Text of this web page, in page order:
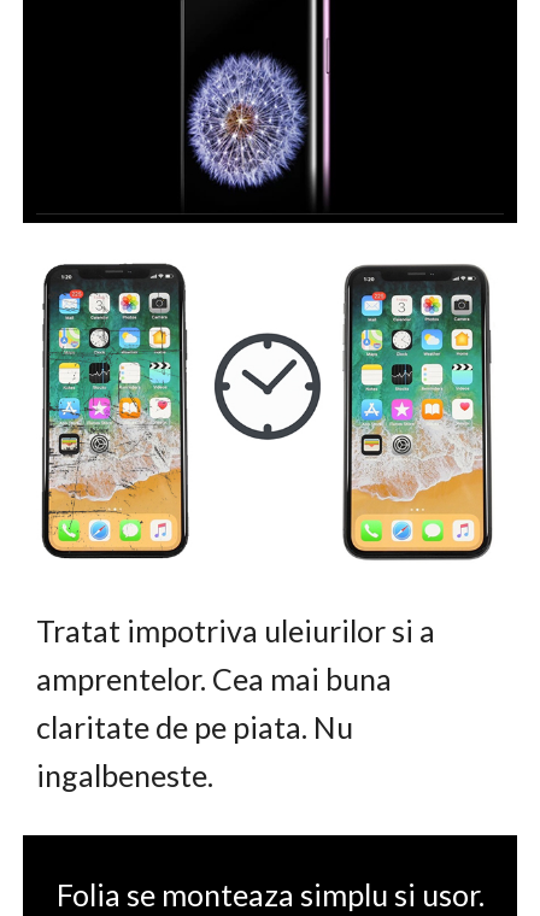
Tratat impotriva uleiurilor si a
amprentelor. Cea mai buna
claritate de pe piata. Nu
ingalbeneste.
Folia se monteaza simplu si usor.